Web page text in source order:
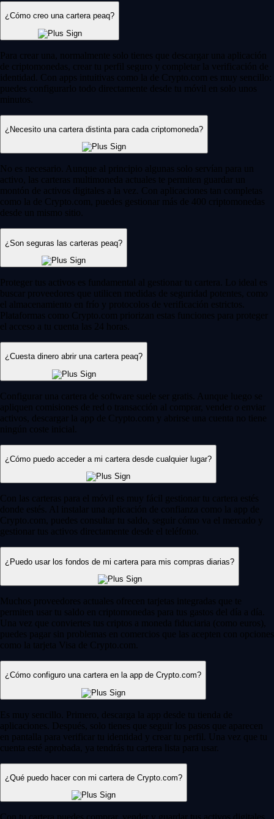
¿Cómo creo una cartera peaq?
Para crear una, normalmente solo tienes que descargar una aplicación
de criptomonedas, crear tu perfil seguro y completar la verificación de
identidad. Con apps intuitivas como la de Crypto.com es muy sencillo:
puedes configurarlo todo directamente desde tu móvil en solo unos
minutos.
¿Necesito una cartera distinta para cada criptomoneda?
No es necesario. Aunque al principio algunas solo servían para un
activo, las carteras multimoneda actuales te permiten guardar un
montón de activos digitales a la vez. Con aplicaciones tan completas
como la de Crypto.com, puedes gestionar más de 400 criptomonedas
desde un mismo sitio.
¿Son seguras las carteras peaq?
Proteger tus activos es fundamental al gestionar tu cartera. Lo ideal es
buscar proveedores que utilicen medidas de seguridad potentes, como
el almacenamiento en frío y protocolos de verificación estrictos.
Plataformas como Crypto.com priorizan estas funciones para proteger
el acceso a tu cuenta las 24 horas.
¿Cuesta dinero abrir una cartera peaq?
Configurar una cartera de software suele ser gratis. Aunque luego se
apliquen comisiones de red o transacción al comprar, vender o enviar
activos, descargar la app de Crypto.com y abrirse una cuenta no tiene
ningún coste inicial.
¿Cómo puedo acceder a mi cartera desde cualquier lugar?
Con las carteras para el móvil es muy fácil gestionar tu cartera estés
donde estés. Al instalar una aplicación de confianza como la app de
Crypto.com, puedes consultar tu saldo, seguir cómo va el mercado y
gestionar tus activos directamente desde el teléfono.
¿Puedo usar los fondos de mi cartera para mis compras diarias?
Muchos proveedores actuales ofrecen tarjetas integradas que te
permiten usar tu saldo en criptomonedas para tus gastos del día a día.
Una vez que conviertes tus criptos a moneda fiduciaria (como euros),
puedes pagar sin problemas en comercios que las acepten con opciones
como la tarjeta Visa de Crypto.com.
¿Cómo configuro una cartera en la app de Crypto.com?
Es muy sencillo. Primero, descarga la app desde tu tienda de
aplicaciones. Después, solo tienes que seguir los pasos que aparecen
en pantalla para verificar tu identidad y crear tu perfil. Una vez que tu
cuenta esté aprobada, ya tendrás tu cartera lista para usar.
¿Qué puedo hacer con mi cartera de Crypto.com?